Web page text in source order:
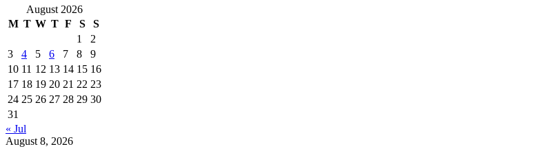
August 2026
M T W T F S
S
1
2
3
4 5 6 7 8
9
10 11 12 13 14 15 16
17 18 19 20 21 22 23
24 25 26 27 28 29 30
31
« Jul
August 8, 2026